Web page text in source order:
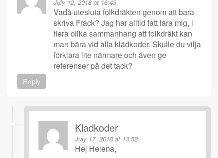
July 12, 2018 at 16:43
Vadå utesluta folkdräkten genom att bara
skriva Frack? Jag har alltid fått lära mig, i
flera olika sammanhang att folkdräkt kan
man bära vid alla klädkoder. Skulle du vilja
förklara lite närmare och även ge
referenser på det tack?
Reply
Kladkoder
July 17, 2018 at 13:52
Hej Helena,